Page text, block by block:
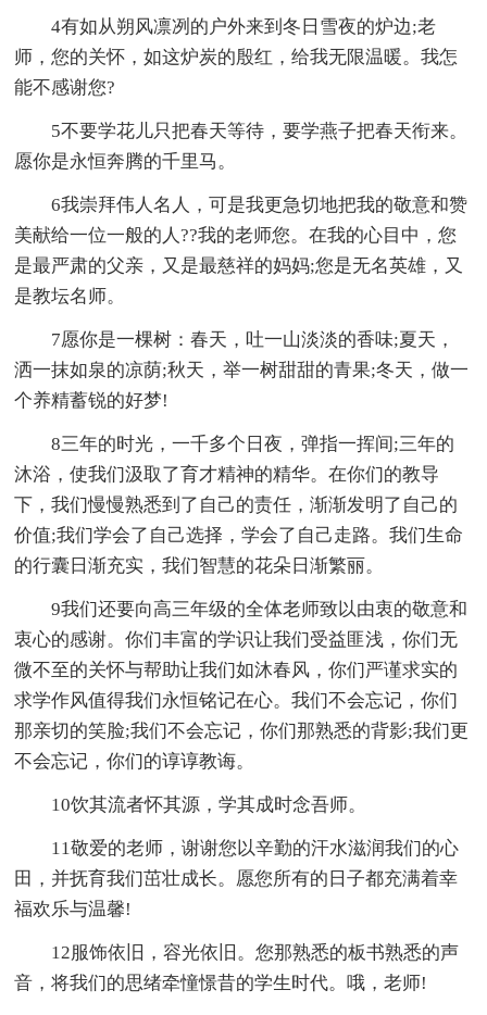
4有如从朔风凛冽的户外来到冬日雪夜的炉边;老
师，您的关怀，如这炉炭的殷红，给我无限温暖。我怎
能不感谢您?
5不要学花儿只把春天等待，要学燕子把春天衔来。
愿你是永恒奔腾的千里马。
6我崇拜伟人名人，可是我更急切地把我的敬意和赞
美献给一位一般的人??我的老师您。在我的心目中，您
是最严肃的父亲，又是最慈祥的妈妈;您是无名英雄，又
是教坛名师。
7愿你是一棵树：春天，吐一山淡淡的香味;夏天，
洒一抹如泉的凉荫;秋天，举一树甜甜的青果;冬天，做一
个养精蓄锐的好梦!
8三年的时光，一千多个日夜，弹指一挥间;三年的
沐浴，使我们汲取了育才精神的精华。在你们的教导
下，我们慢慢熟悉到了自己的责任，渐渐发明了自己的
价值;我们学会了自己选择，学会了自己走路。我们生命
的行囊日渐充实，我们智慧的花朵日渐繁丽。
9我们还要向高三年级的全体老师致以由衷的敬意和
衷心的感谢。你们丰富的学识让我们受益匪浅，你们无
微不至的关怀与帮助让我们如沐春风，你们严谨求实的
求学作风值得我们永恒铭记在心。我们不会忘记，你们
那亲切的笑脸;我们不会忘记，你们那熟悉的背影;我们更
不会忘记，你们的谆谆教诲。
10饮其流者怀其源，学其成时念吾师。
11敬爱的老师，谢谢您以辛勤的汗水滋润我们的心
田，并抚育我们茁壮成长。愿您所有的日子都充满着幸
福欢乐与温馨!
12服饰依旧，容光依旧。您那熟悉的板书熟悉的声
音，将我们的思绪牵憧憬昔的学生时代。哦，老师!